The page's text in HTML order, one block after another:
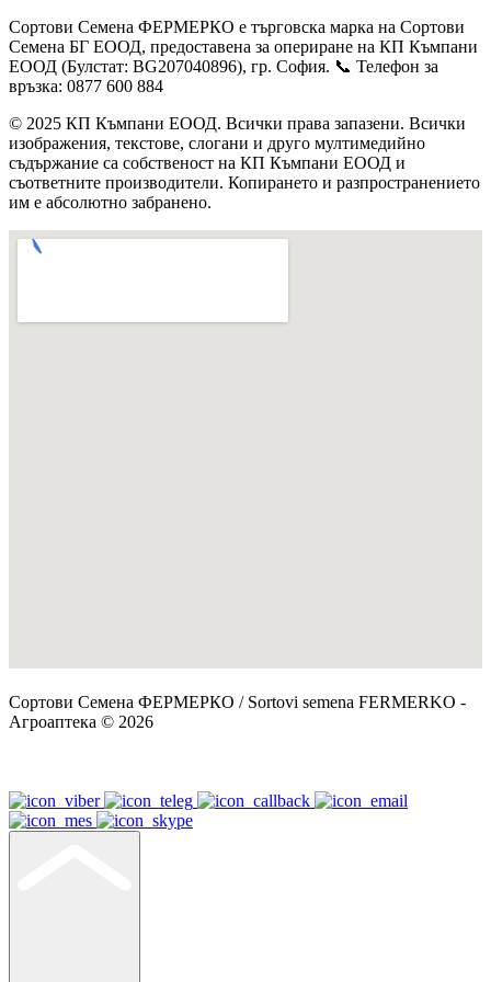
Сортови Семена ФЕРМЕРКО е търговска марка на Сортови
Семена БГ ЕООД, предоставена за опериране на КП Къмпани
ЕООД (Булстат: BG207040896), гр. София. 📞 Телефон за
връзка: 0877 600 884
© 2025 КП Къмпани ЕООД. Всички права запазени. Всички
изображения, текстове, слогани и друго мултимедийно
съдържание са собственост на КП Къмпани ЕООД и
съответните производители. Копирането и разпространението
им е абсолютно забранено.
Сортови Семена ФЕРМЕРКО / Sortovi semena FERMERKO -
Агроаптека © 2026